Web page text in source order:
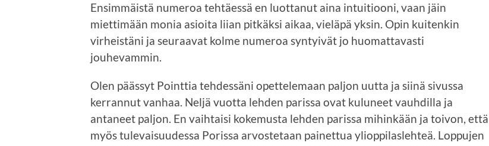
Ensimmäistä numeroa tehtäessä en luottanut aina intuitiooni, vaan jäin
miettimään monia asioita liian pitkäksi aikaa, vieläpä yksin. Opin kuitenkin
virheistäni ja seuraavat kolme numeroa syntyivät jo huomattavasti
jouhevammin.
Olen päässyt Pointtia tehdessäni opettelemaan paljon uutta ja siinä sivussa
kerrannut vanhaa. Neljä vuotta lehden parissa ovat kuluneet vauhdilla ja
antaneet paljon. En vaihtaisi kokemusta lehden parissa mihinkään ja toivon, että
myös tulevaisuudessa Porissa arvostetaan painettua ylioppilaslehteä. Loppujen